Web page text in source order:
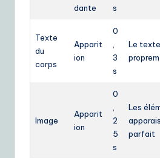
dante
s
Texte
du
corps
Apparit
ion
0
3
s
Le
Image
Apparit
ion
0
2
5
s
Les
parfait